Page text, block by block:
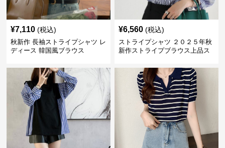
¥7,110 (税込)
秋新作 長袖ストライプシャツ レ
ディース 韓国風ブラウス
¥6,560 (税込)
ストライプシャツ ２０２５年秋
新作ストライプブラウス上品ス